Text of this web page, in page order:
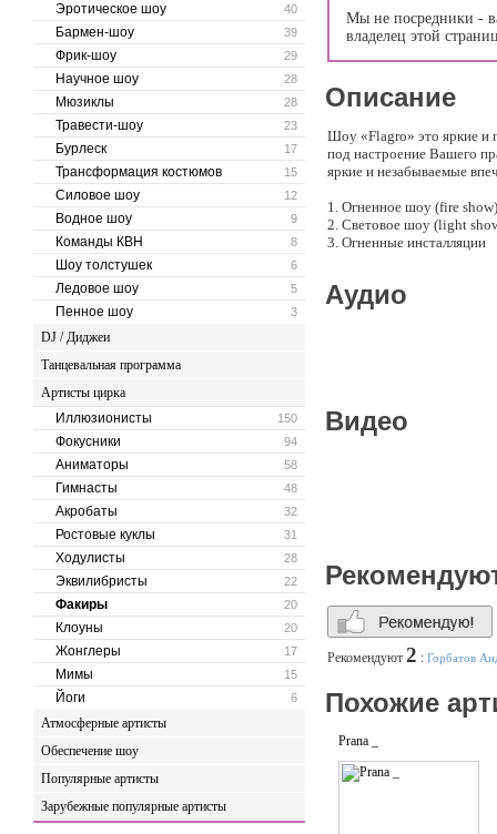
40
Эротическое шоу
39
Бармен-шоу
29
Фрик-шоу
28
Научное шоу
28
Мюзиклы
23
Травести-шоу
17
Бурлеск
15
Трансформация костюмов
12
Силовое шоу
9
Водное шоу
8
Команды КВН
6
Шоу толстушек
5
Ледовое шоу
3
Пенное шоу
DJ / Диджеи
Танцевальная программа
Артисты цирка
150
Иллюзионисты
94
Фокусники
58
Аниматоры
48
Гимнасты
32
Акробаты
31
Ростовые куклы
28
Ходулисты
22
Эквилибристы
20
Факиры
20
Клоуны
17
Жонглеры
15
Мимы
6
Йоги
Атмосферные артисты
Обеспечение шоу
Популярные артисты
Зарубежные популярные артисты
Мы не посредники -
владелец этой
Описание
Шоу «Flagro» это яркие и
под настроение Вашего
яркие и незабываемые
1. Огненное шоу (fire show)
2. Световое шоу (light
3. Огненные инсталляции
Аудио
Видео
Рекомендуют 2 : Горбатов
Похожие
Prana _